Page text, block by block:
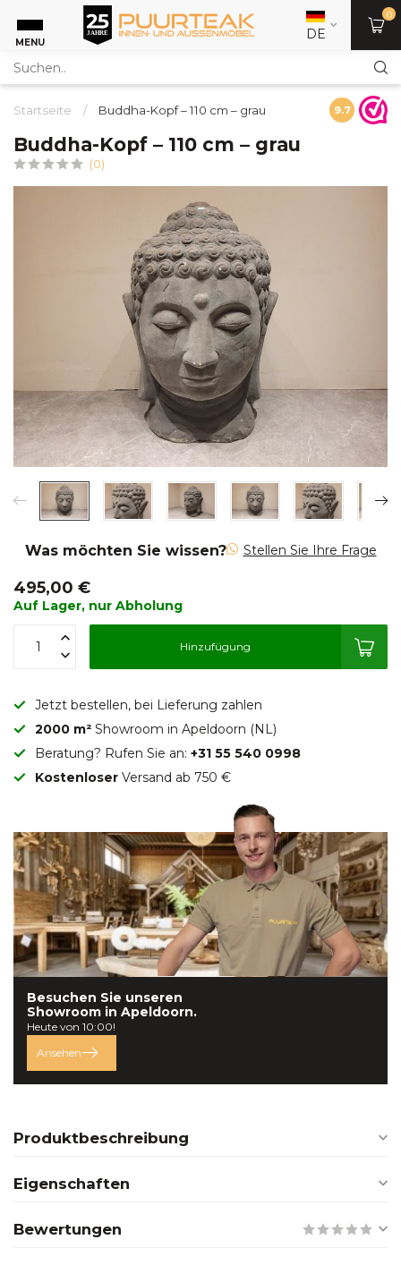
MENU DE
0
Startseite / Buddha-Kopf – 110 cm – grau 9.7
Buddha-Kopf – 110 cm – grau
(0)
Was möchten Sie wissen? Stellen Sie Ihre Frage
495,00 €
Auf Lager, nur Abholung
Hinzufügung
Jetzt bestellen, bei Lieferung zahlen
2000 m² Showroom in Apeldoorn (NL)
Beratung? Rufen Sie an: +31 55 540 0998
Kostenloser Versand ab 750 €
Besuchen Sie unseren
Showroom in Apeldoorn.
Heute von 10:00!
Ansehen
Produktbeschreibung
Eigenschaften
Bewertungen